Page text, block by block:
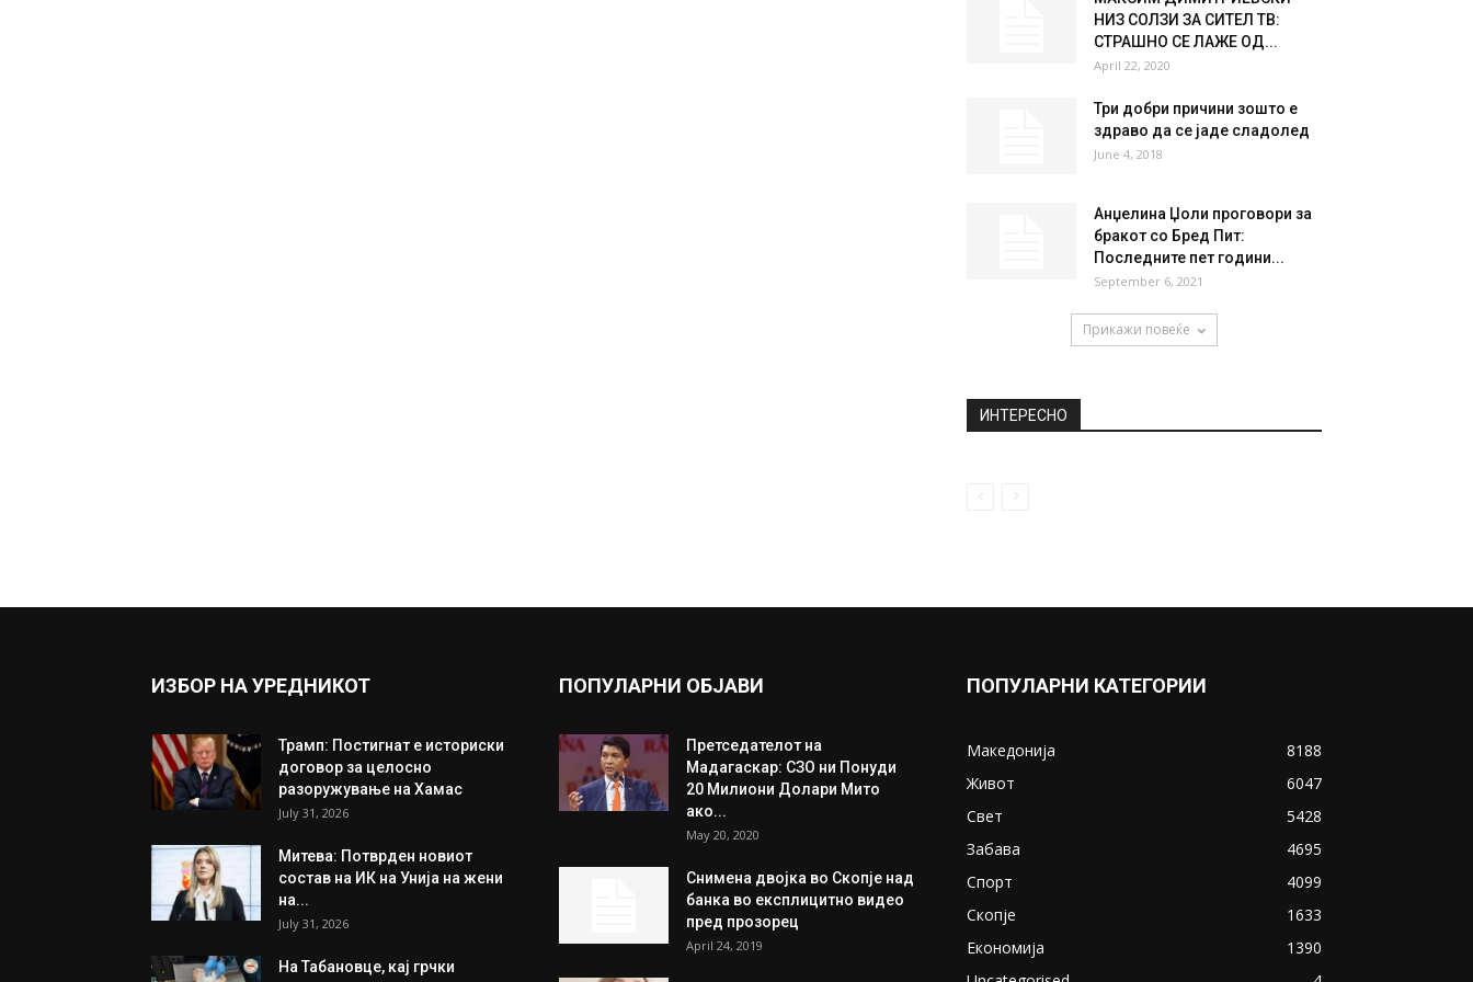
НИЗ СОЛЗИ ЗА СИТЕЛ ТВ:
СТРАШНО СЕ ЛАЖЕ ОД...
April 22, 2020
Три добри причини зошто е
здраво да се јаде сладолед
June 4, 2018
Анџелина Џоли проговори за
бракот со Бред Пит:
Последните пет години...
September 6, 2021
Прикажи повеќе
ИНТЕРЕСНО
ИЗБОР НА УРЕДНИКОТ
Трамп: Постигнат е историски
договор за целосно
разоружување на Хамас
July 31, 2026
Митева: Потврден новиот
состав на ИК на Унија на жени
на...
July 31, 2026
На Табановце, кај грчки
ПОПУЛАРНИ ОБЈАВИ
Претседателот на
Мадагаскар: СЗО ни Понуди
20 Милиони Долари Мито
ако...
May 20, 2020
Снимена двојка во Скопје над
банка во експлицитно видео
пред прозорец
April 24, 2019
ПОПУЛАРНИ КАТЕГОРИИ
Македонија
8188
Живот
6047
Свет
5428
Забава
4695
Спорт
4099
Скопје
1633
Економија
1390